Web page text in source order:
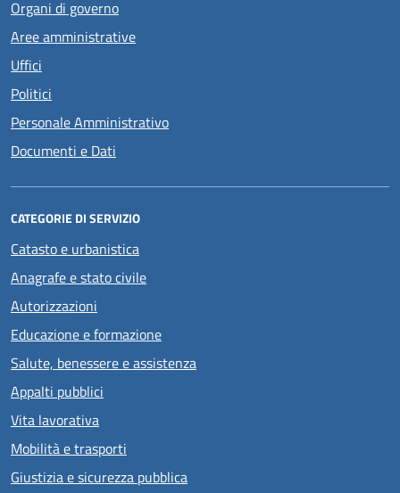
Organi di governo
Aree amministrative
Uffici
Politici
Personale Amministrativo
Documenti e Dati
CATEGORIE DI SERVIZIO
Catasto e urbanistica
Anagrafe e stato civile
Autorizzazioni
Educazione e formazione
Salute, benessere e assistenza
Appalti pubblici
Vita lavorativa
Mobilità e trasporti
Giustizia e sicurezza pubblica